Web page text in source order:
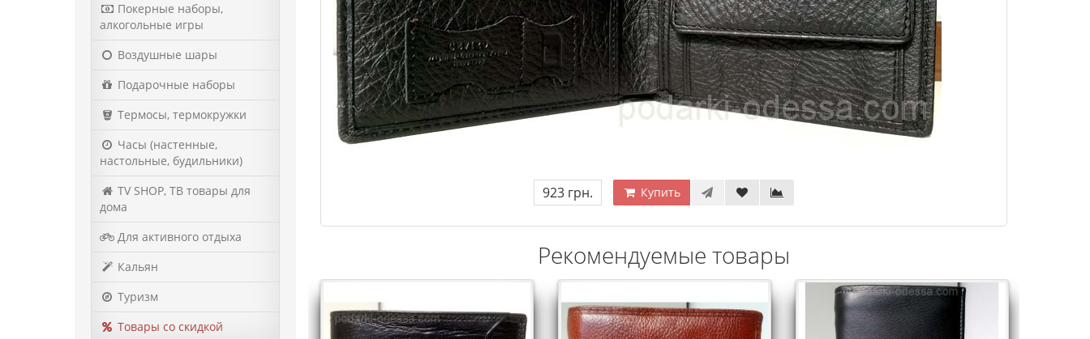
Покерные наборы,
алкогольные игры
Воздушные шары
Подарочные наборы
Термосы, термокружки
Часы (настенные,
настольные, будильники)
TV SHOP, ТВ товары для
дома
Для активного отдыха
Кальян
Туризм
Товары со скидкой
923 грн. Купить
Рекомендуемые товары